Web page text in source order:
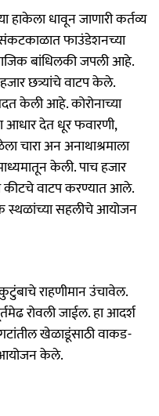
हाकेला धावून जाणारी कर्तव्य
फाउंडेशनच्या
बांधिलकी जपली आहे.
छत्र्यांचे वाटप केले.
केली आहे. कोरोनाच्या
देत धूर फवारणी,
चारा अन अनाथाश्रमाला
केली. पाच हजार
कीटचे वाटप करण्यात आले.
स्थळांच्या सहलीचे आयोजन
राहणीमान उंचावेल.
रोवली जाईल. हा आदर्श
खेळाडूंसाठी वाकड-
आयोजन केले.